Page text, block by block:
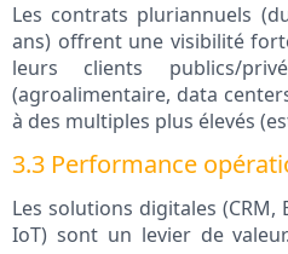
Les contrats pluriannuels
ans) offrent une visibilité
leurs clients publics/
(agroalimentaire, data
à des multiples plus élevés
3.3 Performance
Les solutions digitales (CRM,
IoT) sont un levier de